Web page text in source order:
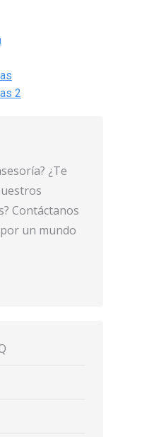
2
¿Te
Contáctanos
un mundo